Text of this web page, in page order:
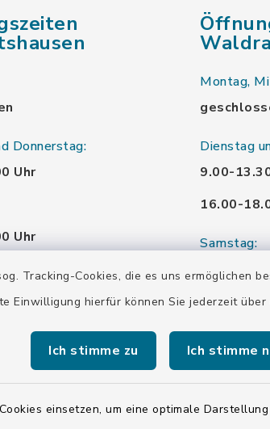
Tracking-Cookies, die es uns ermöglichen
Einwilligung hierfür können Sie jederzeit über
Ich stimme zu Ich stimme
einsetzen, um eine optimale
Donnerstag:
Uhr
Uhr
Uhr
Uhr
Montag,
Dienstag
9.00-
16.00-
Samstag:
10.00-